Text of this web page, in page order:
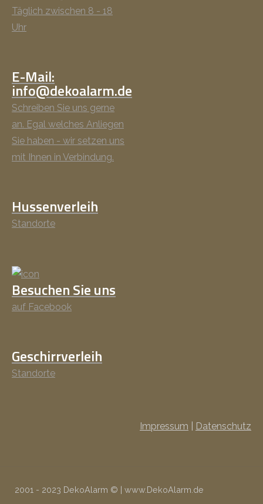
Täglich zwischen 8 - 18
Uhr
E-Mail:
info@dekoalarm.de
Schreiben Sie uns gerne
an. Egal welches Anliegen
Sie haben - wir setzen uns
mit Ihnen in Verbindung.
Hussenverleih
Standorte
Besuchen Sie uns
auf Facebook
Geschirrverleih
Standorte
Impressum Datenschutz
2001 - 2023 DekoAlarm © | www.DekoAlarm.de